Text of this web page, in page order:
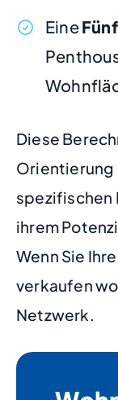
Eine
Diese
Orientierung
spezifischen
ihrem
Wenn Sie
verkaufen
Netzwerk.